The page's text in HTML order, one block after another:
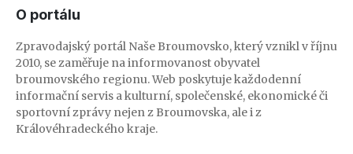
O portálu
Zpravodajský portál Naše Broumovsko, který vznikl v říjnu
2010, se zaměřuje na informovanost obyvatel
broumovského regionu. Web poskytuje každodenní
informační servis a kulturní, společenské, ekonomické či
sportovní zprávy nejen z Broumovska, ale i z
Královéhradeckého kraje.